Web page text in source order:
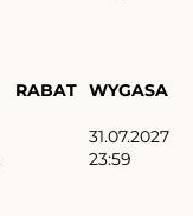
RABAT WYGASA
31.07.2027
23:59